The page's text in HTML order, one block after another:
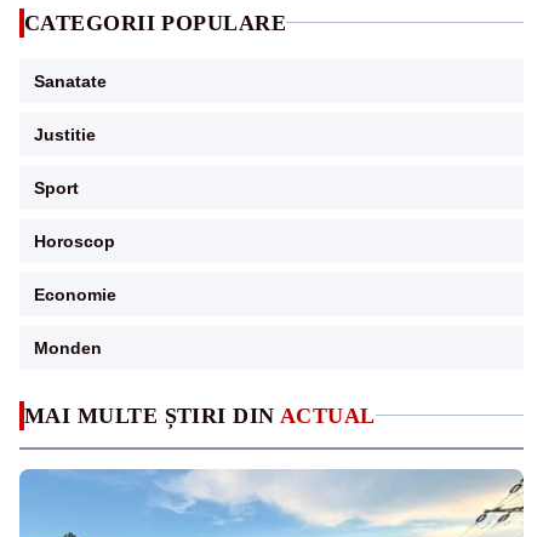
MAI MULTE ȘTIRI DIN ACTUAL
CATEGORII POPULARE
Sanatate
Justitie
Sport
Horoscop
Economie
Monden